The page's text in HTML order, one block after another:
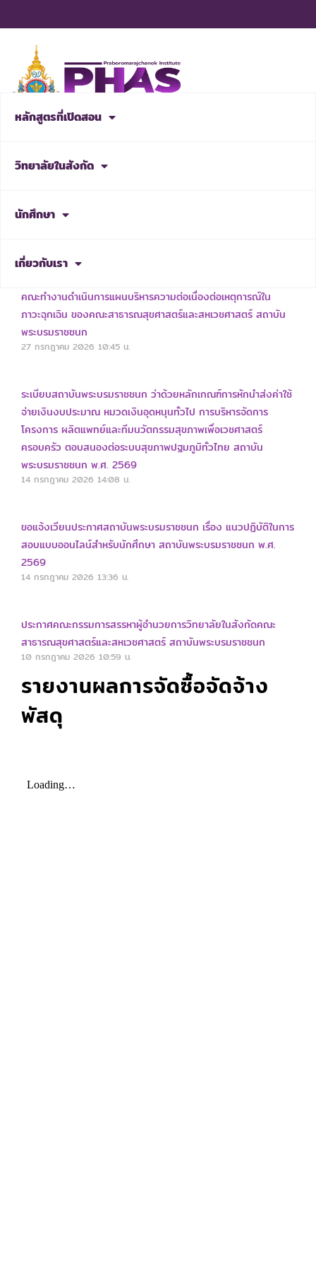
to
content
หลักสูตรที่เปิดสอน
วิทยาลัยในสังกัด
นักศึกษา
เกี่ยวกับเรา
NEWS & ACTIVITIES
รายงานผลการจัดซื้อจัดจ้าง
พัสดุ
คณะทำงานดำเนินการแผนบริหารความต่อเนื่องต่อเหตุการณ์ใน
ภาวะฉุกเฉิน ของคณะสาธารณสุขศาสตร์และสหเวชศาสตร์ สถาบัน
พระบรมราชชนก
27 กรกฎาคม 2026 10:45 น.
ระเบียบสถาบันพระบรมราชชนก ว่าด้วยหลักเกณฑ์การหักนำส่งค่าใช้
จ่ายเงินงบประมาณ หมวดเงินอุดหนุนทั่วไป การบริหารจัดการ
โครงการ ผลิตแพทย์และทีมนวัตกรรมสุขภาพเพื่อเวชศาสตร์
ครอบครัว ตอบสนองต่อระบบสุขภาพปฐมภูมิทั่วไทย สถาบัน
พระบรมราชชนก พ.ศ. 2569
14 กรกฎาคม 2026 14:08 น.
ขอแจ้งเวียนประกาศสถาบันพระบรมราชชนก เรื่อง แนวปฏิบัติในการ
สอบแบบออนไลน์สำหรับนักศึกษา สถาบันพระบรมราชชนก พ.ศ.
2569
14 กรกฎาคม 2026 13:36 น.
ประกาศคณะกรรมการสรรหาผู้อำนวยการวิทยาลัยในสังกัดคณะ
สาธารณสุขศาสตร์และสหเวชศาสตร์ สถาบันพระบรมราชชนก
10 กรกฎาคม 2026 10:59 น.